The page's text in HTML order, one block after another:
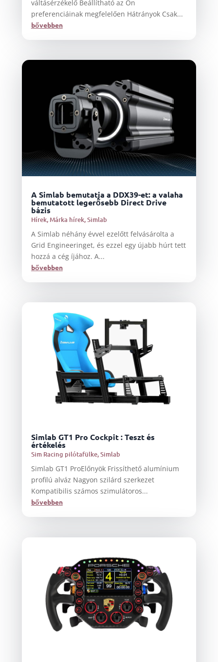
váltásérzékelő Beállítható az Ön
preferenciáinak megfelelően Hátrányok Csak...
bővebben
A Simlab bemutatja a DDX39-et: a valaha
bemutatott legerősebb Direct Drive
bázis
Hírek,Márka hírek,Simlab
A Simlab néhány évvel ezelőtt felvásárolta a
Grid Engineeringet, és ezzel egy újabb húrt tett
hozzá a cég íjához. A...
bővebben
Simlab GT1 Pro Cockpit : Teszt és
értékelés
Sim Racing pilótafülke,Simlab
Simlab GT1 ProElőnyök Frissíthető alumínium
profilú alváz Nagyon szilárd szerkezet
Kompatibilis számos szimulátoros...
bővebben